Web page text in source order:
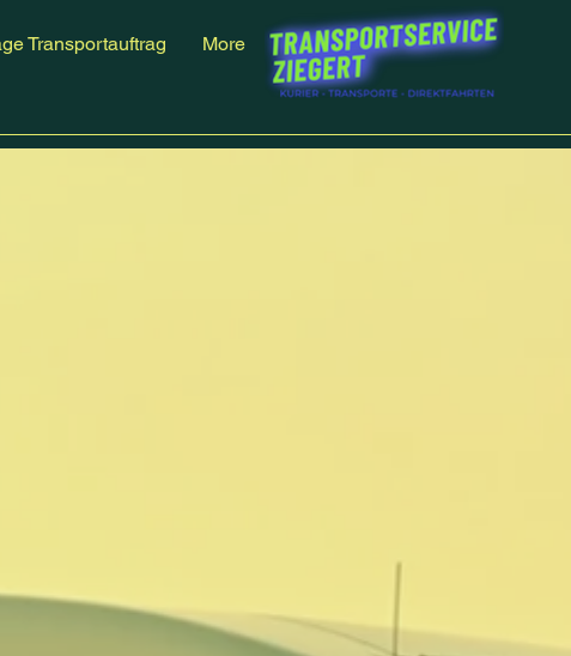
Transportauftrag More